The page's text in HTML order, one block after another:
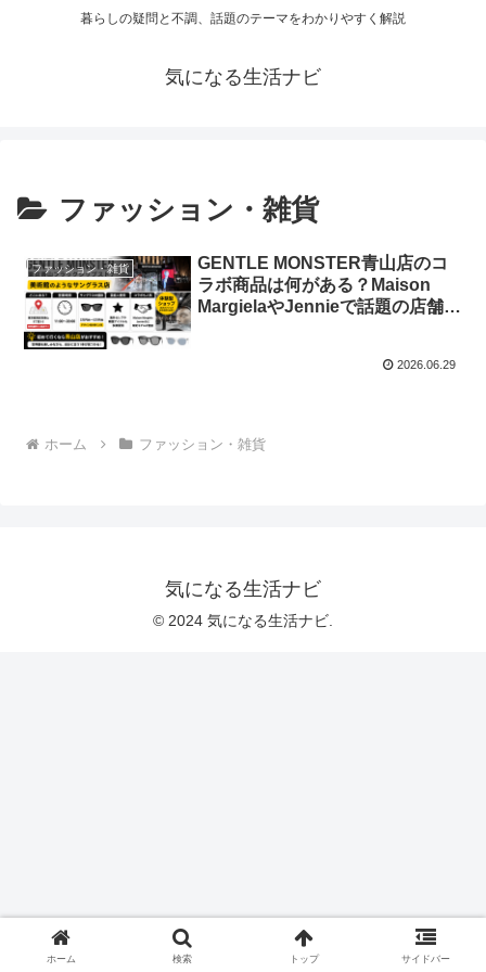
暮らしの疑問と不調、話題のテーマをわかりやすく解説
気になる生活ナビ
ファッション・雑貨
ファッション・雑貨
GENTLE MONSTER青山店のコ
ラボ商品は何がある？Maison
MargielaやJennieで話題の店舗を
2026.06.29
ホーム ファッション・雑貨
気になる生活ナビ
© 2024 気になる生活ナビ.
ホーム 検索 トップ サイドバー